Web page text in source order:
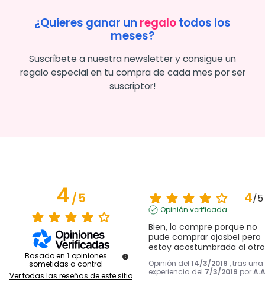
¿Quieres ganar un regalotodos los
meses?
Suscríbete a nuestra newsletter y consigue un
regalo especial en tu compra de cada mes por ser
suscriptor!
4/5
Basado en 1 opiniones
sometidas a control
Ver todas las reseñas de este sitio
4/5
Opinión verificada
Bien, lo compre porque no
pude comprar ojosbel pero
estoy acostumbrada al
Opinión del 14/3/2019 , tras una
experiencia del 7/3/2019 por